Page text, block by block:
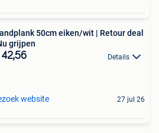
50cm eiken/wit | Retour deal
grijpen
Details
website 27 jul 26